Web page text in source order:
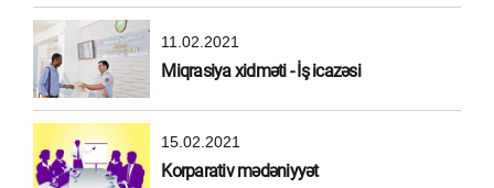
11.02.2021
Miqrasiya xidməti - İş icazəsi
15.02.2021
Korparativ mədəniyyət